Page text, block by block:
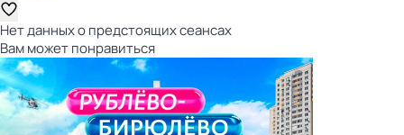
Нет данных о предстоящих сеансах
Вам может понравиться